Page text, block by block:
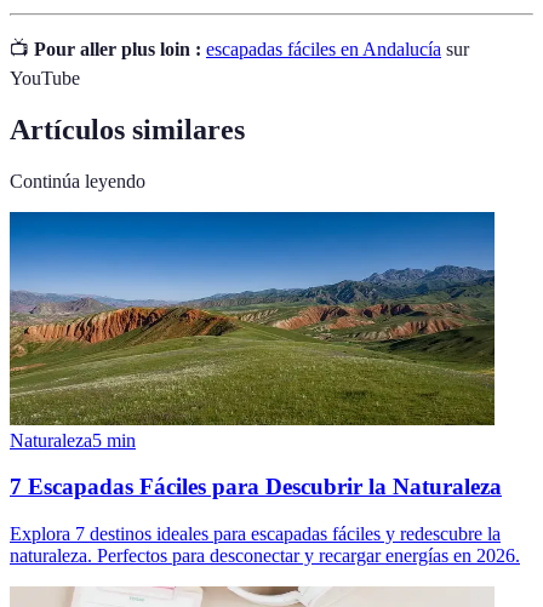
📺 Pour aller plus loin : escapadas fáciles en Andalucía sur
YouTube
Artículos similares
Continúa leyendo
Naturaleza5 min
7 Escapadas Fáciles para Descubrir la Naturaleza
Explora 7 destinos ideales para escapadas fáciles y redescubre la
naturaleza. Perfectos para desconectar y recargar energías en 2026.